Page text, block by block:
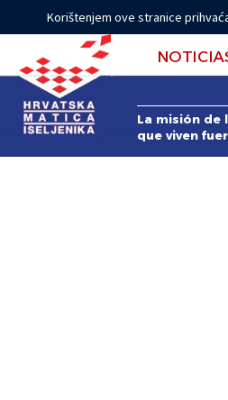
Korištenjem ove stranice
La misión de
que viven